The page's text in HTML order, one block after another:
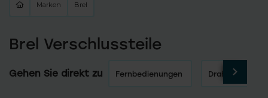
Marken Brel
Brel Verschlussteile
Gehen Sie direkt zu Fernbedienungen Drahtlose